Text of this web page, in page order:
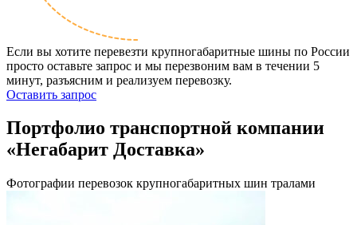
Если вы хотите перевезти крупногабаритные шины по России
просто оставьте запрос и мы перезвоним вам в течении 5
минут, разъясним и реализуем перевозку.
Оставить запрос
Портфолио транспортной компании
«Негабарит Доставка»
Фотографии перевозок крупногабаритных шин тралами